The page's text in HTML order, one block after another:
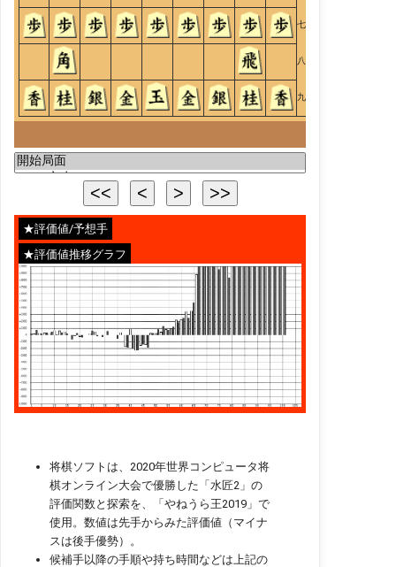
七
八
九
★評価値/予想手
★評価値推移グラフ
将棋ソフトは、2020年世界コンピュータ将
棋オンライン大会で優勝した「水匠2」の
評価関数と探索を、「やねうら王2019」で
使用。数値は先手からみた評価値（マイナ
スは後手優勢）。
候補手以降の手順や持ち時間などは上記の